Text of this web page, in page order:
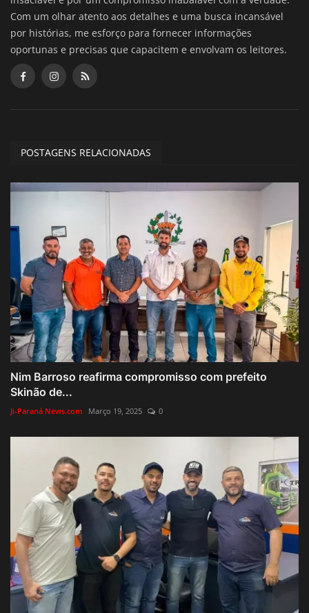
Com um olhar atento aos detalhes e uma busca incansável
por histórias, me esforço para fornecer informações
oportunas e precisas que capacitem e envolvam os leitores.
POSTAGENS RELACIONADAS
Nim Barroso reafirma compromisso com prefeito
Skinão de...
Ji-Paraná News.com Março 19, 2025 0